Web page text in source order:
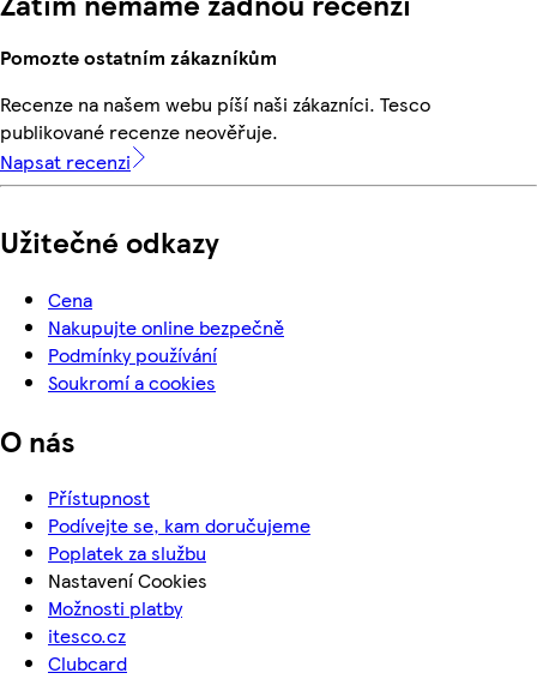
Pomozte ostatním zákazníkům
Recenze na našem webu píší naši zákazníci. Tesco
publikované recenze neověřuje.
Napsat recenzi
Užitečné odkazy
Cena
Nakupujte online bezpečně
Podmínky používání
Soukromí a cookies
O nás
Přístupnost
Podívejte se, kam doručujeme
Poplatek za službu
Nastavení Cookies
Možnosti platby
itesco.cz
Clubcard